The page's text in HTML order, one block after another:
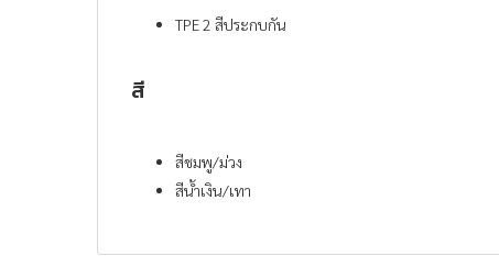
TPE 2 สีประกบกัน
สี
สีชมพู/ม่วง
สีน้ำเงิน/เทา